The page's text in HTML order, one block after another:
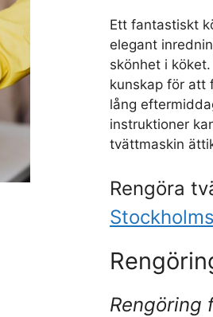
Ett fantastiskt
elegant
skönhet i
kunskap för att
lång
instruktioner
tvättmaskin
Rengöra
Rengöring